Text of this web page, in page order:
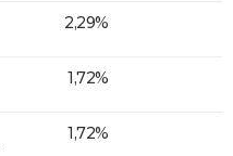
2,29%
1,72%
1,72%